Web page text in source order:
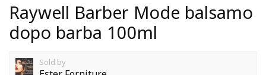
Raywell Barber Mode balsamo
dopo barba 100ml
Sold by